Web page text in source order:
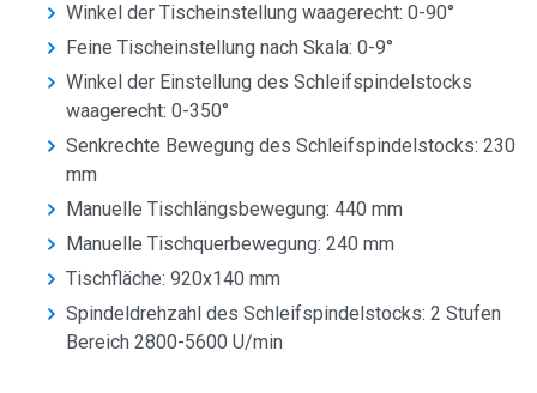
Winkel der Tischeinstellung waagerecht: 0-90°
Feine Tischeinstellung nach Skala: 0-9°
Winkel der Einstellung des Schleifspindelstocks
waagerecht: 0-350°
Senkrechte Bewegung des Schleifspindelstocks: 230
mm
Manuelle Tischlängsbewegung: 440 mm
Manuelle Tischquerbewegung: 240 mm
Tischfläche: 920x140 mm
Spindeldrehzahl des Schleifspindelstocks: 2 Stufen
Bereich 2800-5600 U/min